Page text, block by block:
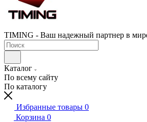
TIMING - Ваш надежный партнер в
Каталог
По всему сайту
По каталогу
Избранные товары 0
Корзина 0